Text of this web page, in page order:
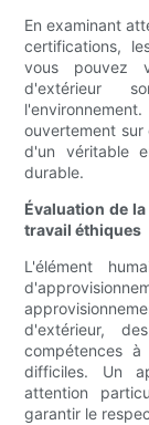
En examinant
certifications,
vous pouvez
d'extérieur
ouvertement
d'un véritable
durable.
Évaluation de
travail éthiques
L'élément
d'extérieur,
compétences
difficiles. Un
attention
garantir le